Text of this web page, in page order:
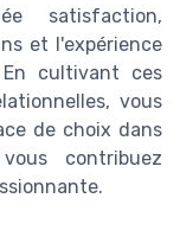
satisfaction,
et l'expérience
cultivant ces
vous
de choix dans
contribuez